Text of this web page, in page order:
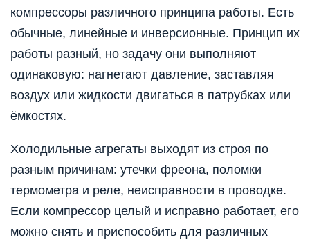
компрессоры различного принципа работы. Есть
обычные, линейные и инверсионные. Принцип их
работы разный, но задачу они выполняют
одинаковую: нагнетают давление, заставляя
воздух или жидкости двигаться в патрубках или
ёмкостях.
Холодильные агрегаты выходят из строя по
разным причинам: утечки фреона, поломки
термометра и реле, неисправности в проводке.
Если компрессор целый и исправно работает, его
можно снять и приспособить для различных